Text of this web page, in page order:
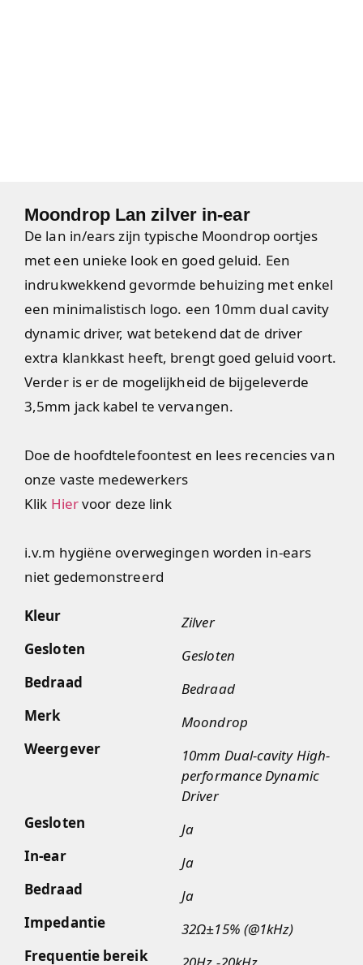
Moondrop Lan zilver in-ear
De lan in/ears zijn typische Moondrop oortjes
met een unieke look en goed geluid. Een
indrukwekkend gevormde behuizing met enkel
een minimalistisch logo. een 10mm dual cavity
dynamic driver, wat betekend dat de driver
extra klankkast heeft, brengt goed geluid voort.
Verder is er de mogelijkheid de bijgeleverde
3,5mm jack kabel te vervangen.
Doe de hoofdtelefoontest en lees recencies van
onze vaste medewerkers
Klik Hiervoor deze link
i.v.m hygiëne overwegingen worden in-ears
niet gedemonstreerd
Kleur
Zilver
Gesloten
Gesloten
Bedraad
Bedraad
Merk
Moondrop
Weergever
10mm Dual-cavity High-
performance Dynamic
Driver
Gesloten
Ja
In-ear
Ja
Bedraad
Ja
Impedantie
32Ω±15% (@1kHz)
Frequentie bereik